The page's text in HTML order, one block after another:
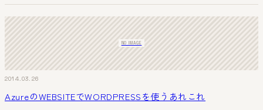
NO IMAGE
2014.03.26
AzureのWEBSITEでWORDPRESSを使うあれこれ